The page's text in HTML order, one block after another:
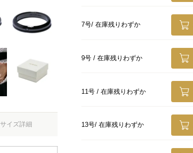
サイズ詳細
7号 在庫残りわずか
9号 在庫残りわずか
11号 在庫残りわずか
13号 在庫残りわずか